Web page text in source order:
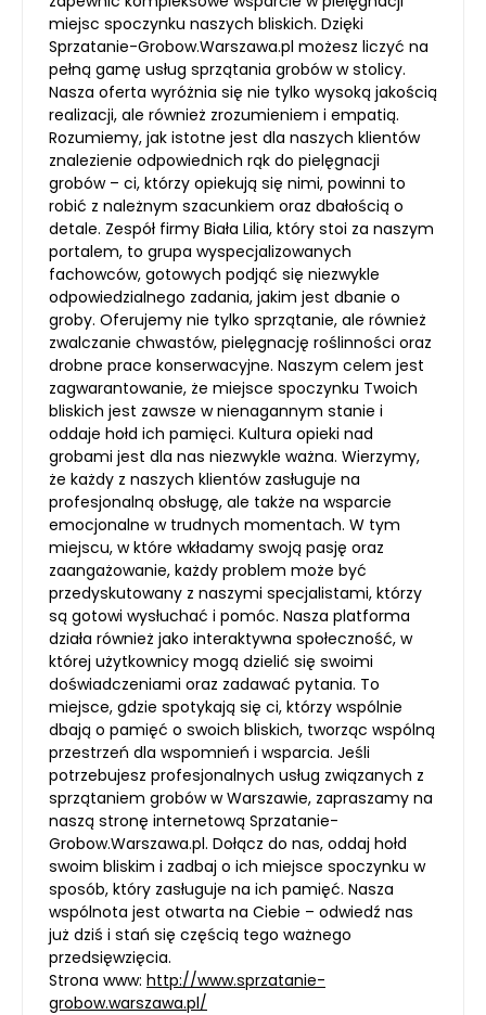
miejsc spoczynku naszych bliskich. Dzięki
Sprzatanie-Grobow.Warszawa.pl możesz liczyć na
pełną gamę usług sprzątania grobów w stolicy.
Nasza oferta wyróżnia się nie tylko wysoką jakością
realizacji, ale również zrozumieniem i empatią.
Rozumiemy, jak istotne jest dla naszych klientów
znalezienie odpowiednich rąk do pielęgnacji
grobów – ci, którzy opiekują się nimi, powinni to
robić z należnym szacunkiem oraz dbałością o
detale. Zespół firmy Biała Lilia, który stoi za naszym
portalem, to grupa wyspecjalizowanych
fachowców, gotowych podjąć się niezwykle
odpowiedzialnego zadania, jakim jest dbanie o
groby. Oferujemy nie tylko sprzątanie, ale również
zwalczanie chwastów, pielęgnację roślinności oraz
drobne prace konserwacyjne. Naszym celem jest
zagwarantowanie, że miejsce spoczynku Twoich
bliskich jest zawsze w nienagannym stanie i
oddaje hołd ich pamięci. Kultura opieki nad
grobami jest dla nas niezwykle ważna. Wierzymy,
że każdy z naszych klientów zasługuje na
profesjonalną obsługę, ale także na wsparcie
emocjonalne w trudnych momentach. W tym
miejscu, w które wkładamy swoją pasję oraz
zaangażowanie, każdy problem może być
przedyskutowany z naszymi specjalistami, którzy
są gotowi wysłuchać i pomóc. Nasza platforma
działa również jako interaktywna społeczność, w
której użytkownicy mogą dzielić się swoimi
doświadczeniami oraz zadawać pytania. To
miejsce, gdzie spotykają się ci, którzy wspólnie
dbają o pamięć o swoich bliskich, tworząc wspólną
przestrzeń dla wspomnień i wsparcia. Jeśli
potrzebujesz profesjonalnych usług związanych z
sprzątaniem grobów w Warszawie, zapraszamy na
naszą stronę internetową Sprzatanie-
Grobow.Warszawa.pl. Dołącz do nas, oddaj hołd
swoim bliskim i zadbaj o ich miejsce spoczynku w
sposób, który zasługuje na ich pamięć. Nasza
wspólnota jest otwarta na Ciebie – odwiedź nas
już dziś i stań się częścią tego ważnego
przedsięwzięcia.
Strona www: http://www.sprzatanie-
grobow.warszawa.pl/